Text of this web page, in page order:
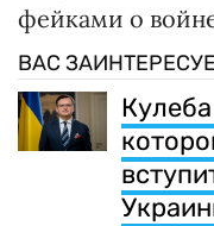
фейками о
ВАС